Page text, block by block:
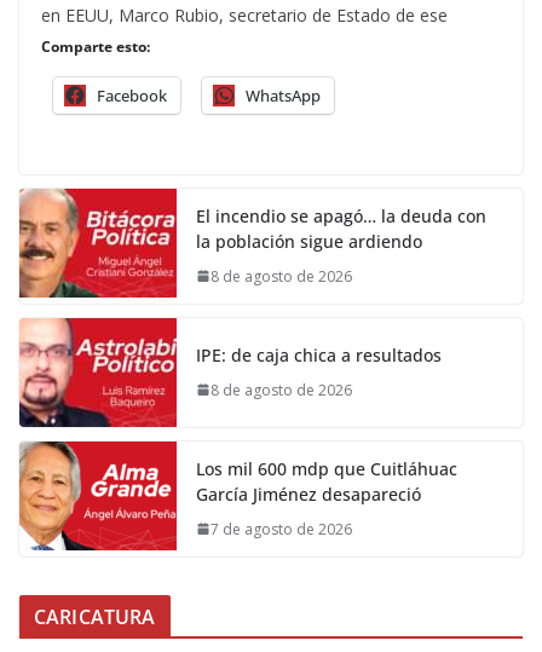
en EEUU, Marco Rubio, secretario de Estado de ese
Comparte esto:
Facebook WhatsApp
El incendio se apagó… la deuda con
la población sigue ardiendo
8 de agosto de 2026
IPE: de caja chica a resultados
8 de agosto de 2026
Los mil 600 mdp que Cuitláhuac
García Jiménez desapareció
7 de agosto de 2026
CARICATURA